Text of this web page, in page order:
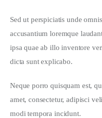
Sed ut perspiciatis unde
accusantium loremque
ipsa quae ab illo inventore
dicta sunt explicabo.
Neque porro quisquam est,
amet, consectetur, adipisci
modi tempora incidunt.